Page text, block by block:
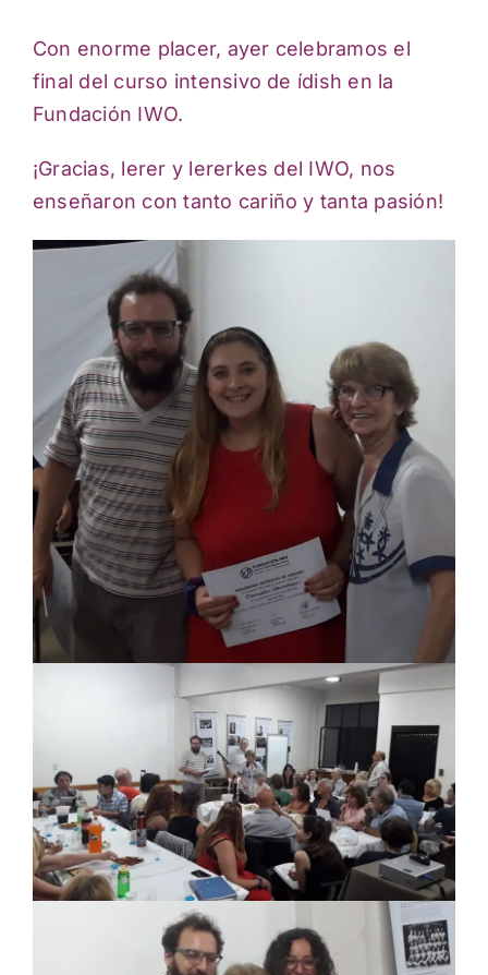
Con enorme placer, ayer celebramos el
final del curso intensivo de ídish en la
Fundación IWO.
¡Gracias, lerer y lererkes del IWO, nos
enseñaron con tanto cariño y tanta pasión!